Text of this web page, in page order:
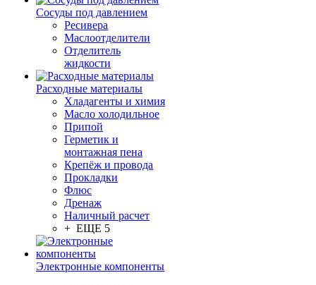
Сосуды под давлением
Ресивера
Маслоотделители
Отделитель
жидкости
Расходные материалы
Хладагенты и химия
Масло холодильное
Припой
Герметик и
монтажная пена
Крепёж и провода
Прокладки
Флюс
Дренаж
Наличный расчет
+ ЕЩЕ 5
Электронные компоненты